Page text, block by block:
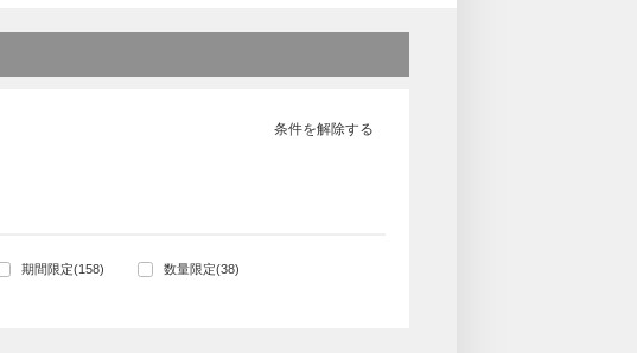
条件を解除する
期間限定(158)
数量限定(38)